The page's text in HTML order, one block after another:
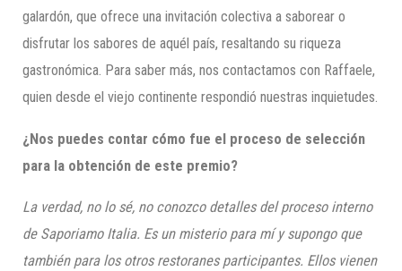
galardón, que ofrece una invitación colectiva a saborear o
disfrutar los sabores de aquél país, resaltando su riqueza
gastronómica. Para saber más, nos contactamos con Raffaele,
quien desde el viejo continente respondió nuestras inquietudes.
¿Nos puedes contar cómo fue el proceso de selección
para la obtención de este premio?
La verdad, no lo sé, no conozco detalles del proceso interno
de Saporiamo Italia. Es un misterio para mí y supongo que
también para los otros restoranes participantes. Ellos vienen